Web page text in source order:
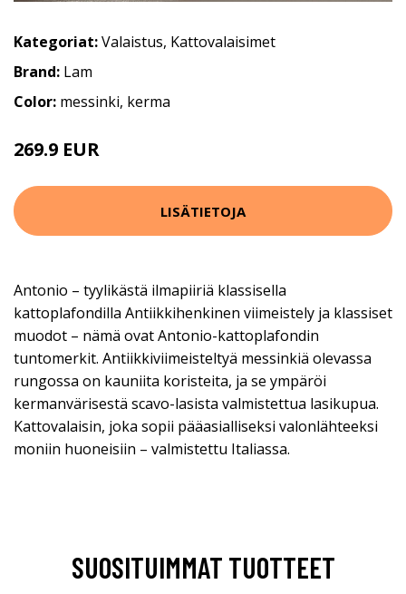
Kategoriat:Valaistus, Kattovalaisimet
Brand: Lam
Color: messinki, kerma
269.9 EUR
LISÄTIETOJA
Antonio – tyylikästä ilmapiiriä klassisella
kattoplafondilla Antiikkihenkinen viimeistely ja klassiset
muodot – nämä ovat Antonio-kattoplafondin
tuntomerkit. Antiikkiviimeisteltyä messinkiä olevassa
rungossa on kauniita koristeita, ja se ympäröi
kermanvärisestä scavo-lasista valmistettua lasikupua.
Kattovalaisin, joka sopii pääasialliseksi valonlähteeksi
moniin huoneisiin – valmistettu Italiassa.
SUOSITUIMMAT TUOTTEET